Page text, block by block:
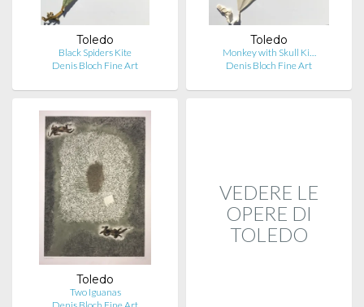
Toledo
Black Spiders Kite
Denis Bloch Fine Art
Toledo
Monkey with Skull Ki…
Denis Bloch Fine Art
Toledo
Two Iguanas
VEDERE LE
OPERE DI
TOLEDO